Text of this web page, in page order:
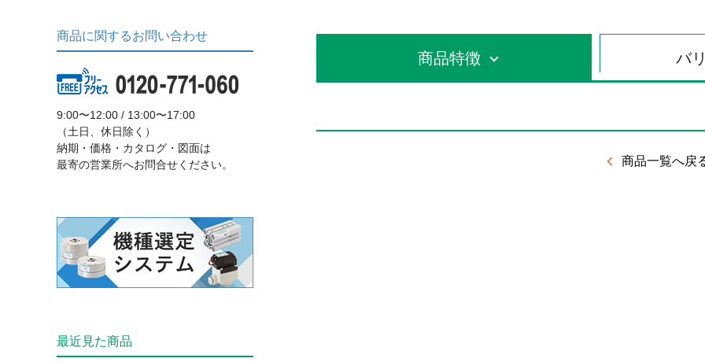
商品特徴 バ
商品一覧へ戻
商品に関するお問い合わせ
9:00〜12:00 / 13:00〜17:00
（土日、休日除く）
納期・価格・カタログ・図面は
最寄の営業所へお問合せください。
最近見た商品